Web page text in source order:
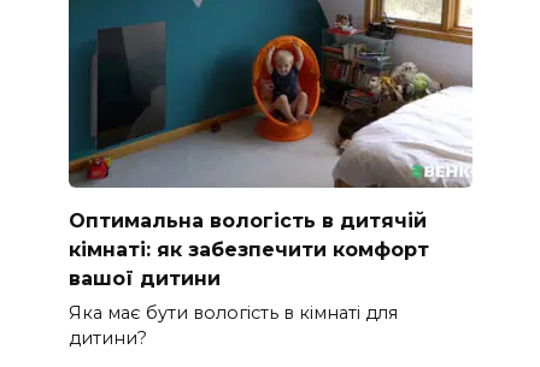
Оптимальна вологість в дитячій
кімнаті: як забезпечити комфорт
вашої дитини
Яка має бути вологість в кімнаті для
дитини?